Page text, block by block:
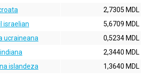
2,7305 MDL
israelian
5,6709 MDL
ucraineana
0,5234 MDL
2,3440 MDL
islandeza
1,3640 MDL